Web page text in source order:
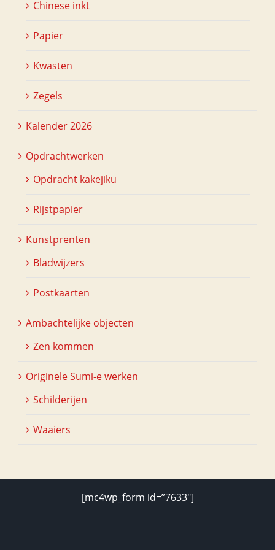
Chinese inkt
Papier
Kwasten
Zegels
Kalender 2026
Opdrachtwerken
Opdracht kakejiku
Rijstpapier
Kunstprenten
Bladwijzers
Postkaarten
Ambachtelijke objecten
Zen kommen
Originele Sumi-e werken
Schilderijen
Waaiers
[mc4wp_form id=”7633″]